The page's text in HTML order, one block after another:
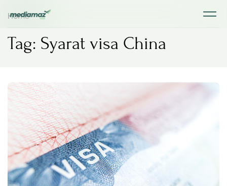
Home
Tag: Syarat visa China